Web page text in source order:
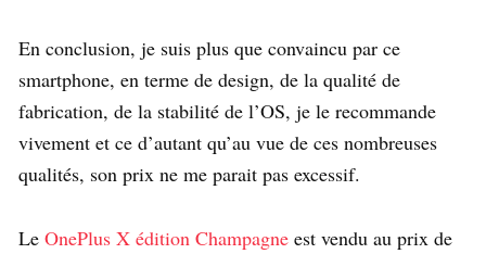
En conclusion, je suis plus que convaincu par ce
smartphone, en terme de design, de la qualité de
fabrication, de la stabilité de l’OS, je le recommande
vivement et ce d’autant qu’au vue de ces nombreuses
qualités, son prix ne me parait pas excessif.
Le OnePlus X édition Champagne est vendu au prix de